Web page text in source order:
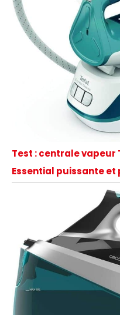
Test : centrale vapeur
Essential puissante